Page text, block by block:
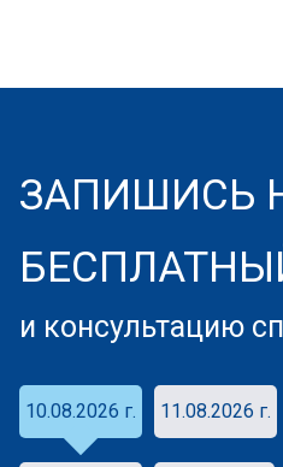
ЗАПИШИСЬ
и консультацию
10.08.2026 г. 11.08.2026 г.